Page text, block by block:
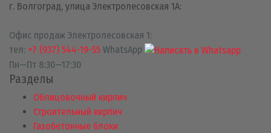
г. Волгоград, улица Электролесовская 1А:
Офис продаж Электролесовская 1:
тел: +7 (937) 544-19-55 WhatsApp
Пн—Пт 8:30—17:30
Разделы
Облицовочный кирпич
Строительный кирпич
Газобетонные блоки